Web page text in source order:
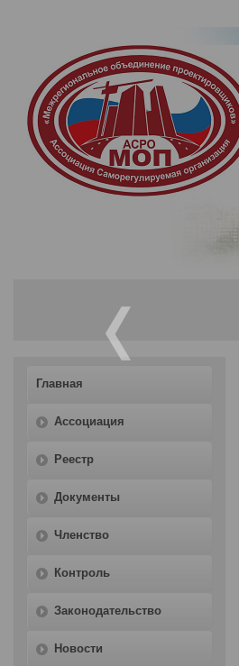
Главная
Ассоциация
Реестр
Документы
Членство
Контроль
Законодательство
Новости